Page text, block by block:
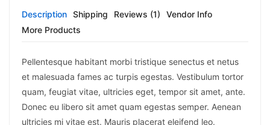
Description Shipping Reviews (1)
Vendor Info
More Products
Pellentesque habitant morbi tristique senectus et netus
et malesuada fames ac turpis egestas. Vestibulum tortor
quam, feugiat vitae, ultricies eget, tempor sit amet, ante.
Donec eu libero sit amet quam egestas semper. Aenean
ultricies mi vitae est. Mauris placerat eleifend leo.